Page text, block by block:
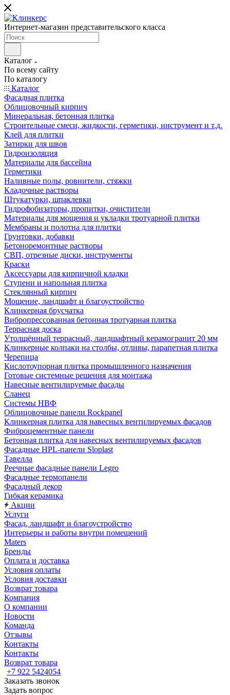
Интернет-магазин представительского класса
Каталог
По всему сайту
По каталогу
Каталог
Фасадная плитка
Облицовочный кирпич
Минеральная, бетонная плитка
Строительные смеси, жидкости, герметики, инструмент и т.д.
Клей для плитки
Затирки для швов
Гидроизоляция
Материалы для бассейна
Герметики
Наливные полы, ровнители, стяжки
Кладочные растворы
Штукатурки, шпаклевки
Гидрофобизаторы, пропитки, очистители
Материалы для мощения и укладки тротуарной плитки
Мембраны и полотна для плитки
Грунтовки, добавки
Бетоноремонтные растворы
СВП, отрезные диски, инструменты
Краски
Аксессуары для кирпичной кладки
Ступени и напольная плитка
Cтеклянный кирпич
Мощение, ландшафт и благоустройство
Клинкерная брусчатка
Вибропрессованная бетонная тротуарная плитка
Террасная доска
Утолщённый террасный, ландшафтный керамогранит 20 мм
Клинкерные колпаки на столбы, отливы, парапетная плитка
Черепица
Кислотоупорная плитка промышленного назначения
Готовые системные решения для монтажа
Навесные вентилируемые фасады
Сланец
Системы НВФ
Облицовочные панели Rockpanel
Клинкерная плитка для навесных вентилируемых фасадов
Фиброцементные панели
Бетонная плитка для навесных вентилируемых фасадов
Фасадные HPL-панели Sloplast
Тавелла
Реечные фасадные панели Legro
Фасадные термопанели
Фасадный декор
Гибкая керамика
Акции
Услуги
Фасад, ландшафт и благоустройство
Интерьеры и работы внутри помещений
Maters
Бренды
Оплата и доставка
Условия оплаты
Условия доставки
Возврат товара
Компания
О компании
Новости
Команда
Отзывы
Контакты
Контакты
Возврат товара
+7 922 5424054
Заказать звонок
Задать вопрос